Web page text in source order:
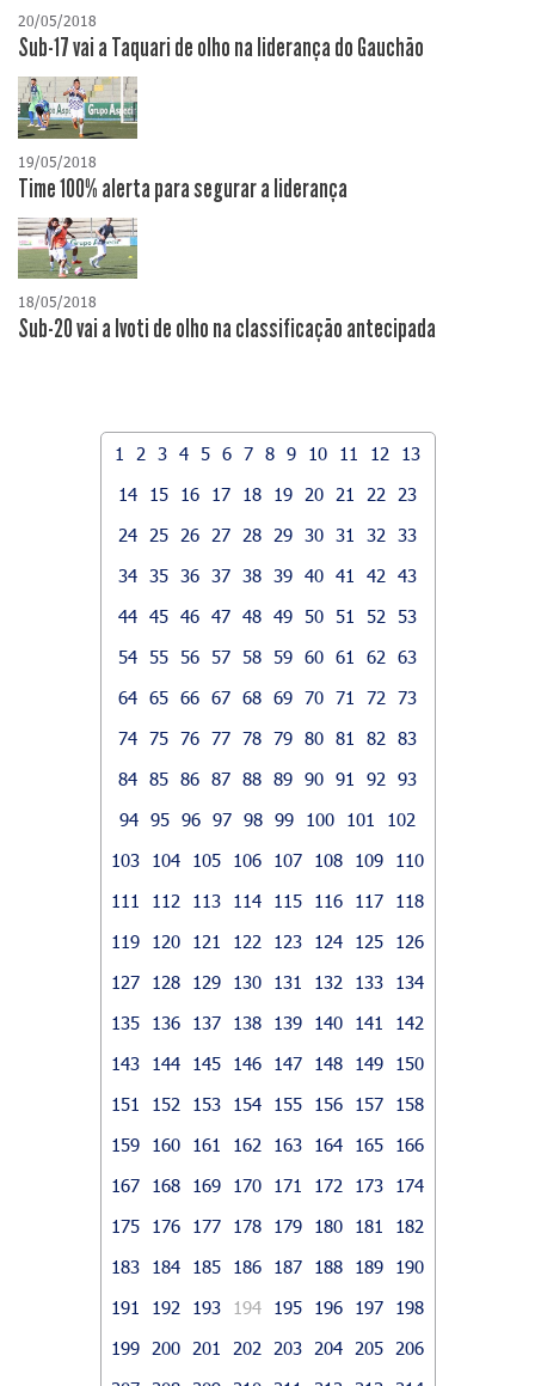
20/05/2018
Sub-17 vai a Taquari de olho na liderança do Gauchão
19/05/2018
Time 100% alerta para segurar a liderança
18/05/2018
Sub-20 vai a Ivoti de olho na classificação antecipada
1 2 3 4 5 6 7 8 9 10 11 12
13
14
15 16 17 18 19 20 21 22
23
24
25 26 27 28 29 30 31 32
33
34 35 36 37 38 39 40 41 42
43
44 45 46 47 48 49 50 51 52
53
54 55 56 57 58 59 60 61 62
63
64 65 66 67 68 69 70 71 72
73
74 75 76 77 78 79 80 81 82
83
84 85 86 87 88 89 90 91 92
93
94 95 96 97 98 99 100 101
102
103
104 105 106 107 108 109
110
111
112 113 114 115 116 117
118
119
120 121 122 123 124 125
126
127
128 129 130 131 132 133
134
135
136 137 138 139 140 141
142
143
144 145 146 147 148 149
150
151
152 153 154 155 156 157
158
159
160 161 162 163 164 165
166
167
168 169 170 171 172 173
174
175
176 177 178 179 180 181
182
183
184 185 186 187 188 189
190
191
192 193 194 195 196 197
198
199
200 201 202 203 204 205
206